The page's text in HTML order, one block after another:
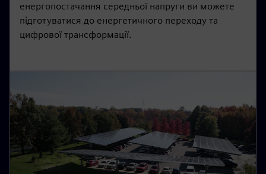
енергопостачання середньої напруги ви можете
підготуватися до енергетичного переходу та
цифрової трансформації.